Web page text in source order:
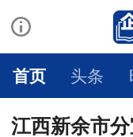
首页 头条
江西新余市